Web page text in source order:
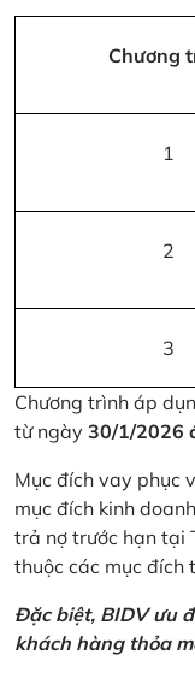
Chương
1
2
3
Chương trình áp
từ ngày 30/1/2026
Mục đích vay phục
mục đích kinh
trả nợ trước hạn tại
thuộc các mục đích
Đặc biệt, BIDV ưu
khách hàng thỏa